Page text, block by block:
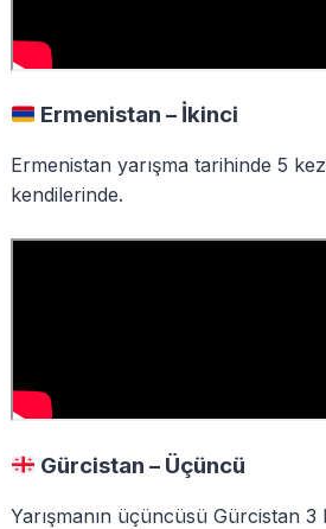
Ermenistan – İkinci
Ermenistan yarışma tarihinde 5
kendilerinde.
Gürcistan – Üçüncü
Yarışmanın üçüncüsü Gürcistan